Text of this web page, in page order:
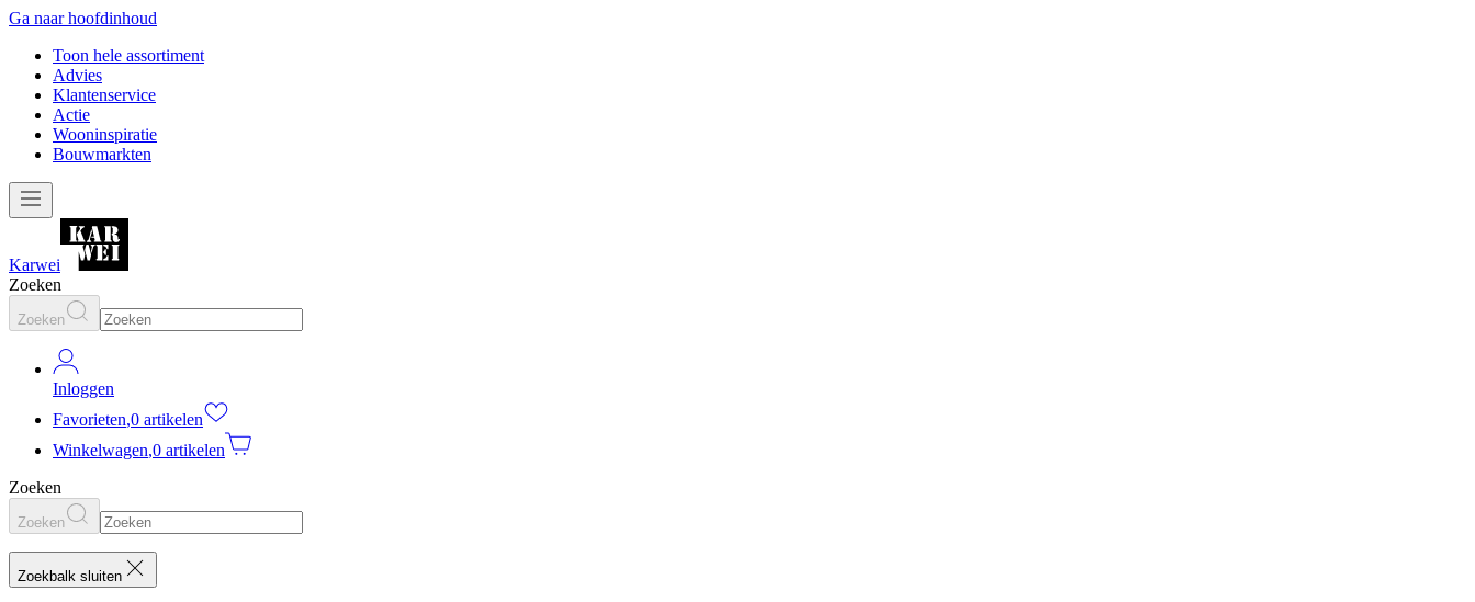
Ga naar hoofdinhoud
Toon hele assortiment
Advies
Klantenservice
Actie
Wooninspiratie
Bouwmarkten
Karwei
Zoeken
Zoeken
Inloggen
Favorieten,0 artikelen
Winkelwagen,0 artikelen
Zoeken
Zoeken
Zoekbalk sluiten